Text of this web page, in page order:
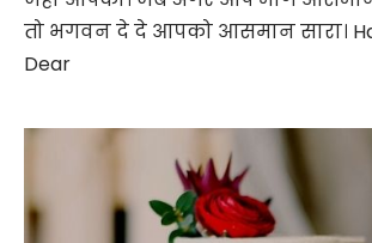
तो भगवन दे दे आपको आसमान सारा।
Dear